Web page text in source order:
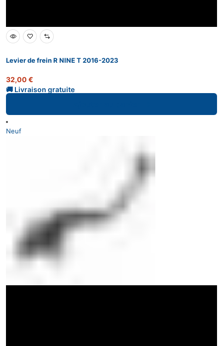
Levier de frein R NINE T 2016-2023
32,00 €
Neuf